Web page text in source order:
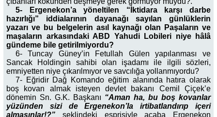
5- Ergenekon’a yöneltilen “İktidara karşı darbe
hazırlığı” iddialarının dayanağı sayılan günlüklerin
yazarı ve bu belgelerin asıl kaynağı olan Paşaların ve
maşaların arkasındaki ABD Yahudi Lobileri niye hâlâ
gündeme bile getirilmiyordu?
6- Tuncay Güney’in Fetullah Gülen yapılanması ve
Sancak Holdingin sahibi olan işadamı ile ilgili sözleri,
emniyetten niye çıkarılmıyor ve savcılığa yollanmıyordu?
7- Eğridir Dağ Komando eğitim alanında hatıra olarak
boş kovan almak isteyen devlet bakanı Cemil Çiçek’e
dönemin Sn. G.K. Başkanı “Aman ha, bu boş kovanlar
yüzünden sizi de Ergenekon’la irtibatlandırıp içeri
almasınlar!?” şeklindeki esprisiyle acaba Ergenekon